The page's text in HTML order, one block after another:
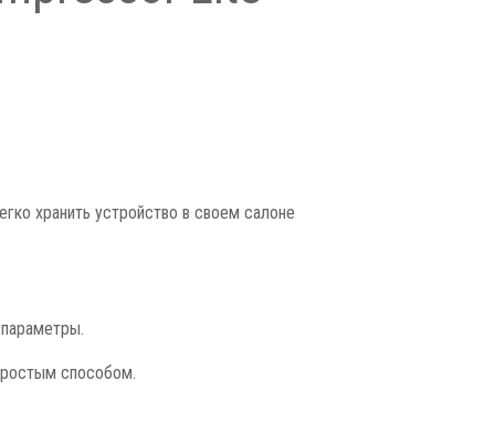
хранить устройство в своем салоне
способом.